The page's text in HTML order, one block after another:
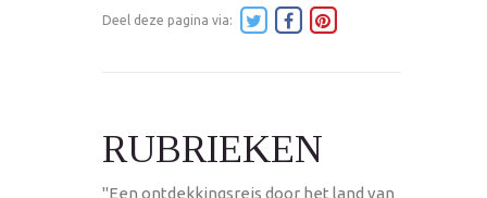
Deel deze pagina via:
RUBRIEKEN
"Een ontdekkingsreis door het land van